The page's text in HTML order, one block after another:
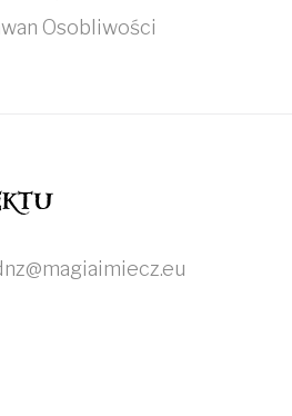
Osobliwości